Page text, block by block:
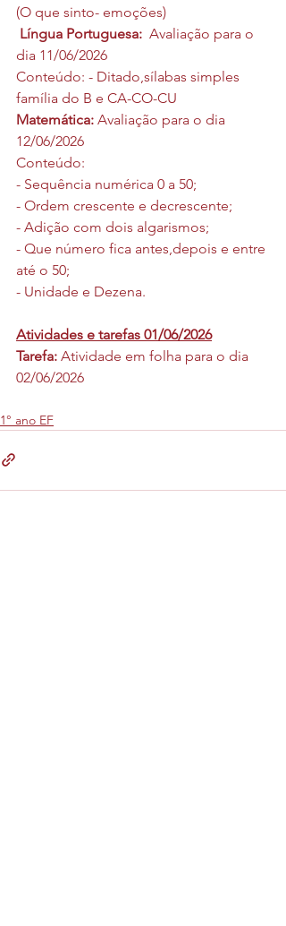
(O que sinto- emoções)
Língua Portuguesa: Avaliação para o
dia 11/06/2026
Conteúdo: - Ditado,sílabas simples
família do B e CA-CO-CU
Matemática: Avaliação para o dia
12/06/2026
Conteúdo:
- Sequência numérica 0 a 50;
- ⁠Ordem crescente e decrescente;
- Adição com dois algarismos;
- ⁠Que número fica antes,depois e entre
até o 50;
- ⁠Unidade e Dezena.
Atividades e tarefas 01/06/2026
Tarefa: Atividade em folha para o dia
02/06/2026
1° ano EF